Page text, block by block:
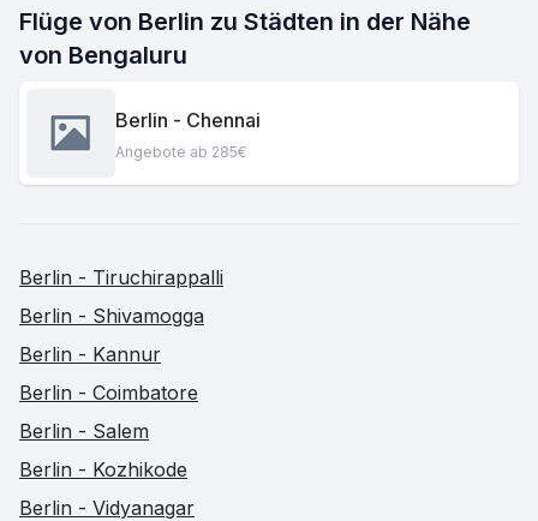
Flüge von Berlin zu Städten in der Nähe
von Bengaluru
Berlin - Chennai
Angebote ab 285€
Berlin - Tiruchirappalli
Berlin - Shivamogga
Berlin - Kannur
Berlin - Coimbatore
Berlin - Salem
Berlin - Kozhikode
Berlin - Vidyanagar